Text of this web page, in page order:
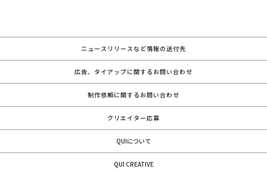
ニュースリリースなど情報の送付先
広告、タイアップに関するお問い合わせ
制作依頼に関するお問い合わせ
クリエイター応募
QUIについて
QUI CREATIVE